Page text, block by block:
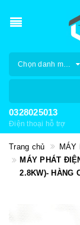
Chọn danh mục
0328025013
Điện thoại hỗ trợ
Trang chủ
MÁY
MÁY PHÁT
2.8KW)- HÀNG